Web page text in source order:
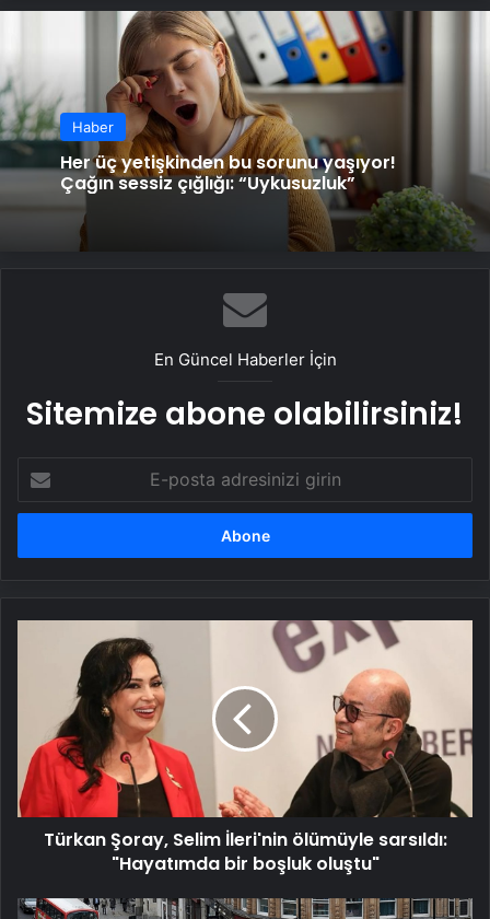
Haber
Her üç yetişkinden bu sorunu yaşıyor!
Çağın sessiz çığlığı: “Uykusuzluk”
En Güncel Haberler İçin
Sitemize abone olabilirsiniz!
posta
adresinizi
ölümüyle
sarsıldı:
"Hayatımda
bir
boşluk
oluştu"Türkan Şoray, Selim İleri'nin ölümüyle sarsıldı:
"Hayatımda bir boşluk oluştu"
Araştırma: